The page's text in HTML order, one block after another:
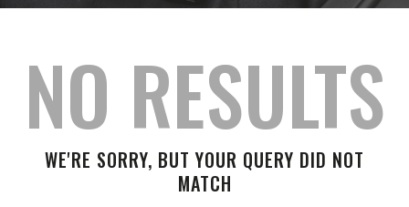
NO RESULTS
WE'RE SORRY, BUT YOUR QUERY DID NOT
MATCH